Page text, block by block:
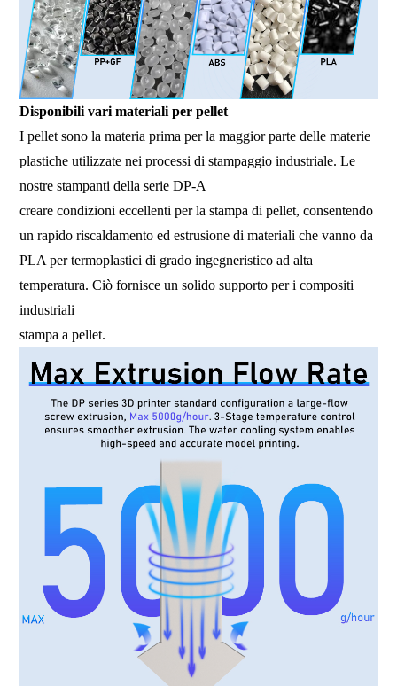
Disponibili vari materiali per pellet
I pellet sono la materia prima per la maggior parte delle materie
plastiche utilizzate nei processi di stampaggio industriale. Le
nostre stampanti della serie DP-A
creare condizioni eccellenti per la stampa di pellet, consentendo
un rapido riscaldamento ed estrusione di materiali che vanno da
PLA per termoplastici di grado ingegneristico ad alta
temperatura. Ciò fornisce un solido supporto per i compositi
industriali
stampa a pellet.